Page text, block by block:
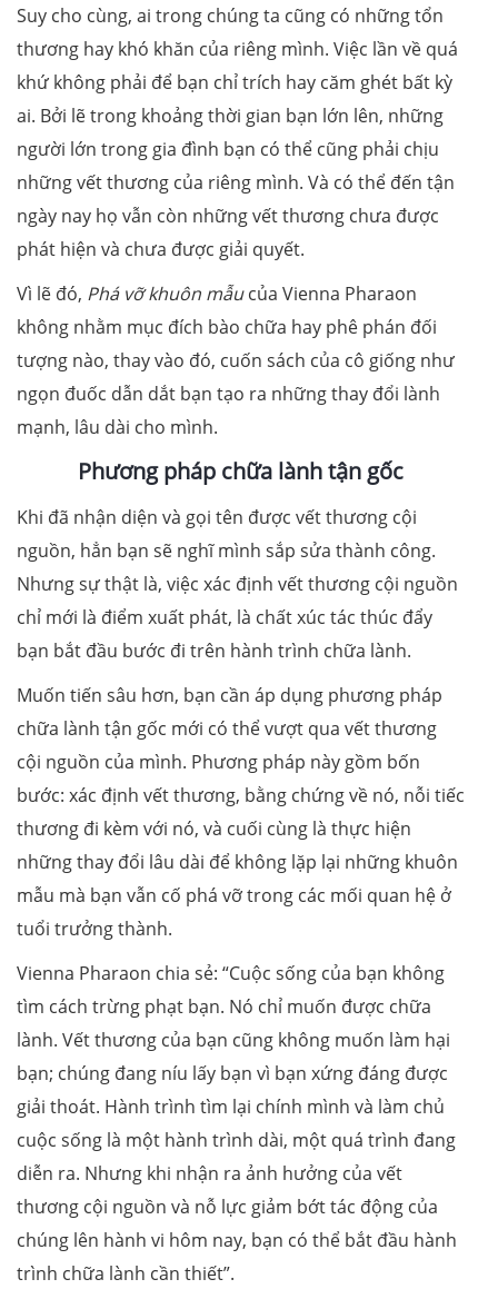
Suy cho cùng, ai trong chúng ta cũng có những tổn
thương hay khó khăn của riêng mình. Việc lần về quá
khứ không phải để bạn chỉ trích hay căm ghét bất kỳ
ai. Bởi lẽ trong khoảng thời gian bạn lớn lên, những
người lớn trong gia đình bạn có thể cũng phải chịu
những vết thương của riêng mình. Và có thể đến tận
ngày nay họ vẫn còn những vết thương chưa được
phát hiện và chưa được giải quyết.
Vì lẽ đó, Phá vỡ khuôn mẫucủa Vienna Pharaon
không nhằm mục đích bào chữa hay phê phán đối
tượng nào, thay vào đó, cuốn sách của cô giống như
ngọn đuốc dẫn dắt bạn tạo ra những thay đổi lành
mạnh, lâu dài cho mình.
Phương pháp chữa lành tận gốc
Khi đã nhận diện và gọi tên được vết thương cội
nguồn, hẳn bạn sẽ nghĩ mình sắp sửa thành công.
Nhưng sự thật là, việc xác định vết thương cội nguồn
chỉ mới là điểm xuất phát, là chất xúc tác thúc đẩy
bạn bắt đầu bước đi trên hành trình chữa lành.
Muốn tiến sâu hơn, bạn cần áp dụng phương pháp
chữa lành tận gốc mới có thể vượt qua vết thương
cội nguồn của mình. Phương pháp này gồm bốn
bước: xác định vết thương, bằng chứng về nó, nỗi tiếc
thương đi kèm với nó, và cuối cùng là thực hiện
những thay đổi lâu dài để không lặp lại những khuôn
mẫu mà bạn vẫn cố phá vỡ trong các mối quan hệ ở
tuổi trưởng thành.
Vienna Pharaon chia sẻ: “Cuộc sống của bạn không
tìm cách trừng phạt bạn. Nó chỉ muốn được chữa
lành. Vết thương của bạn cũng không muốn làm hại
bạn; chúng đang níu lấy bạn vì bạn xứng đáng được
giải thoát. Hành trình tìm lại chính mình và làm chủ
cuộc sống là một hành trình dài, một quá trình đang
diễn ra. Nhưng khi nhận ra ảnh hưởng của vết
thương cội nguồn và nỗ lực giảm bớt tác động của
chúng lên hành vi hôm nay, bạn có thể bắt đầu hành
trình chữa lành cần thiết”.